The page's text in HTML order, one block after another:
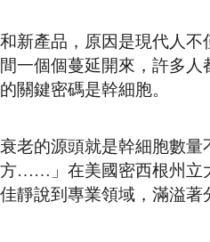
新產品，原因是現代人
一個個蔓延開來，許多人
關鍵密碼是幹細胞。
老的源頭就是幹細胞數
……」在美國密西根州立
靜說到專業領域，滿溢著